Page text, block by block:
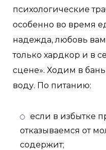
психологические
особенно во время
надежда, любовь вам
только хардкор и в
сцене». Ходим в
воду. По питанию:
если в избытке
отказываемся от
содержит;